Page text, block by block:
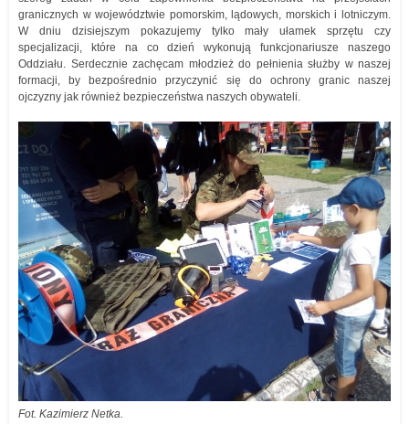
granicznych w województwie pomorskim, lądowych, morskich i lotniczym.
W dniu dzisiejszym pokazujemy tylko mały ułamek sprzętu czy
specjalizacji, które na co dzień wykonują funkcjonariusze naszego
Oddziału. Serdecznie zachęcam młodzież do pełnienia służby w naszej
formacji, by bezpośrednio przyczynić się do ochrony granic naszej
ojczyzny jak również bezpieczeństwa naszych obywateli.
Fot. Kazimierz Netka.